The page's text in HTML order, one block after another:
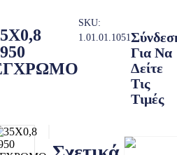
SKU:
1.01.01.1051
Για Να
Δείτε
Τις
Τιμές